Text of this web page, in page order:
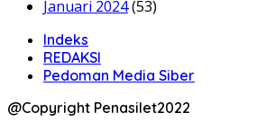
Januari 2024(53)
Indeks
REDAKSI
Pedoman Media Siber
@Copyright Penasilet2022